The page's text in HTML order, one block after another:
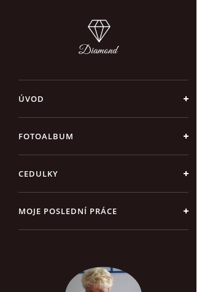
ÚVOD
FOTOALBUM
CEDULKY
MOJE POSLEDNÍ PRÁCE